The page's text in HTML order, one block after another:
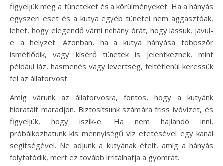
figyeljük meg a tüneteket és a körülményeket. Ha a hányás
egyszeri eset és a kutya egyéb tünetei nem aggasztóak,
lehet, hogy elegendő várni néhány órát, hogy lássuk, javul-
e a helyzet. Azonban, ha a kutya hányása többször
ismétlődik, vagy kísérő tünetek is jelentkeznek, mint
például láz, hasmenés vagy levertség, feltétlenül keressük
fel az állatorvost.
Amíg várunk az állatorvosra, fontos, hogy a kutyánk
hidratált maradjon. Biztosítsunk számára friss ivóvizet, és
figyeljük, hogy iszik-e. Ha nem hajlandó inni,
próbálkozhatunk kis mennyiségű víz etetésével egy kanál
segítségével. Ne adjunk a kutyának ételt, amíg a hányás
folytatódik, mert ez tovább irritálhatja a gyomrát.